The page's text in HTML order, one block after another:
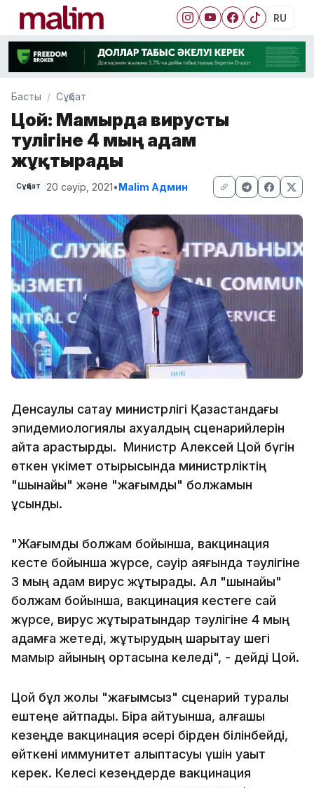
RU
Басты Сұқбат
Цой: Мамырда вирусты
тәулігіне 4 мың адам
жұқтырады
Сұқбат 20 сәуір, 2021•Malim Админ
Денсаулық сақтау министрлігі Қазақстандағы
эпидемиологиялық ахуалдың сценарийлерін
қайта қарастырды. Министр Алексей Цой бүгін
өткен үкімет отырысында министрліктің
"шынайы" және "жағымды" болжамын
ұсынды.
"Жағымды болжам бойынша, вакцинация
кесте бойынша жүрсе, сәуір аяғында тәулігіне
3 мың адам вирус жұқтырады. Ал "шынайы"
болжам бойынша, вакцинация кестеге сай
жүрсе, вирус жұқтыратындар тәулігіне 4 мың
адамға жетеді, жұқтырудың шарықтау шегі
мамыр айының ортасына келеді", - дейді Цой.
Цой бұл жолы "жағымсыз" сценарий туралы
ештеңе айтпады. Бірақ айтуынша, алғашқы
кезеңде вакцинация әсері бірден білінбейді,
өйткені иммунитет қалыптасуы үшін уақыт
керек. Келесі кезеңдерде вакцинация